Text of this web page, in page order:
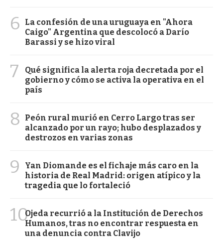
6
La confesión de una uruguaya en "Ahora
Caigo" Argentina que descolocó a Darío
Barassi y se hizo viral
7
Qué significa la alerta roja decretada por el
gobierno y cómo se activa la operativa en el
país
8
Peón rural murió en Cerro Largo tras ser
alcanzado por un rayo; hubo desplazados y
destrozos en varias zonas
9
Yan Diomande es el fichaje más caro en la
historia de Real Madrid: origen atípico y la
tragedia que lo fortaleció
10Ojeda recurrió a la Institución de Derechos
Humanos, tras no encontrar respuesta en
una denuncia contra Clavijo